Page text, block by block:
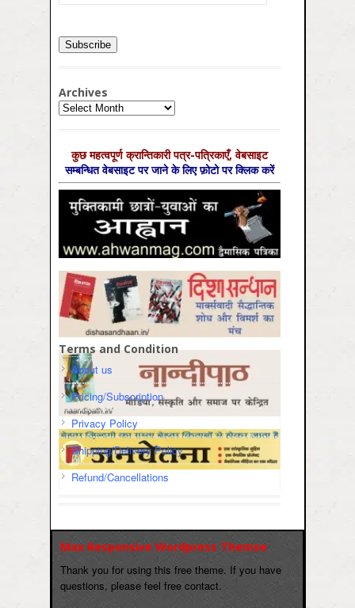
Archives
Archives
कुछ महत्‍वपूर्ण क्रान्तिकारी पत्र-पत्रिकाएँ, वेबसाइट
सम्‍बन्धित वेबसाइट पर जाने के लिए फ़ोटो पर क्लिक करें
Terms and Condition
About us
Pricing/Subscription
Privacy Policy
Shipping/Delivery Policy
Refund/Cancellations
Max Responsive Wordpress Themse
Thank you for using this free theme. If you have
questions, please feel free contact.